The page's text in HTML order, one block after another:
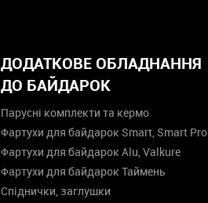
ДОДАТКОВЕ ОБЛАДНАННЯ
ДО БАЙДАРОК
Парусні комплекти та кермо
Фартухи для байдарок Smart, Smart Pro
Фартухи для байдарок Alu, Valkure
Фартухи для байдарок Таймень
Спіднички, заглушки